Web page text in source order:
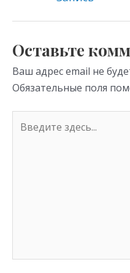
as
ni
ki
m
Оставьте
Ваш адрес email не
Обязательные поля
здесь...